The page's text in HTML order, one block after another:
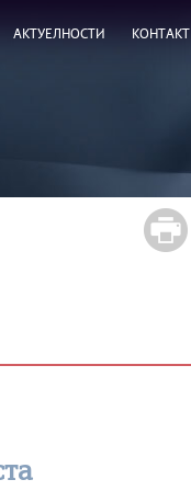
АКТУЕЛНОСТИ КОНТАКТ